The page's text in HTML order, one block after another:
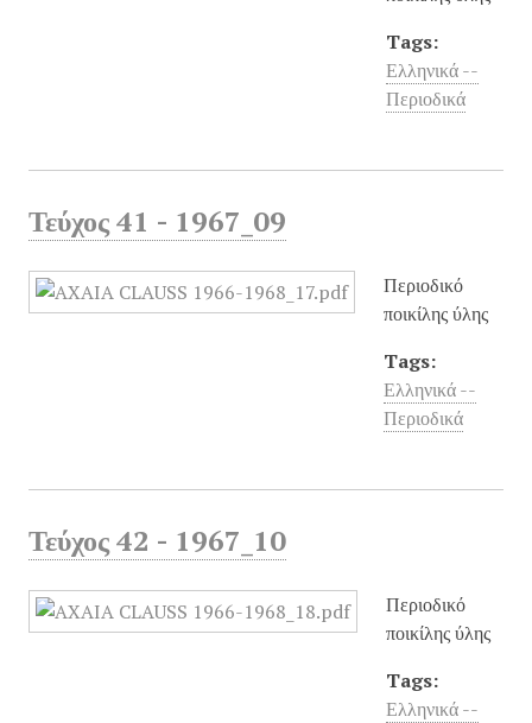
Tags:
Ελληνικά --
Περιοδικά
Τεύχος 41 - 1967_09
Περιοδικό
ποικίλης ύλης
Tags:
Ελληνικά --
Περιοδικά
Τεύχος 42 - 1967_10
Περιοδικό
ποικίλης ύλης
Tags:
Ελληνικά --